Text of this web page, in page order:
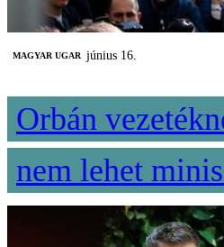
MAGYAR UGAR június 16.
Orbán
nem lehet